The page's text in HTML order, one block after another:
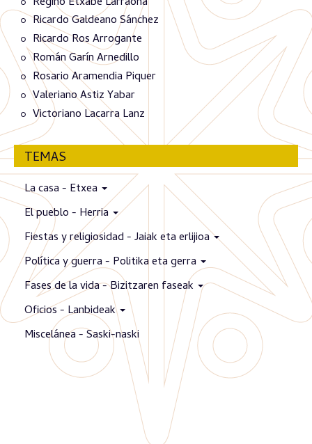
Ricardo Galdeano Sánchez
Ricardo Ros Arrogante
Román Garín Arnedillo
Rosario Aramendia Piquer
Valeriano Astiz Yabar
Victoriano Lacarra Lanz
TEMAS
La casa - Etxea
El pueblo - Herria
Fiestas y religiosidad - Jaiak eta erlijioa
Política y guerra - Politika eta gerra
Fases de la vida - Bizitzaren faseak
Oficios - Lanbideak
Miscelánea - Saski-naski